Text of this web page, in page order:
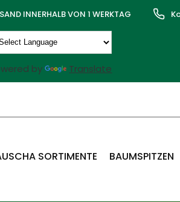
INNERHALB VON 1 WERKTAG
by Translate
SORTIMENTE BAUMSPITZEN